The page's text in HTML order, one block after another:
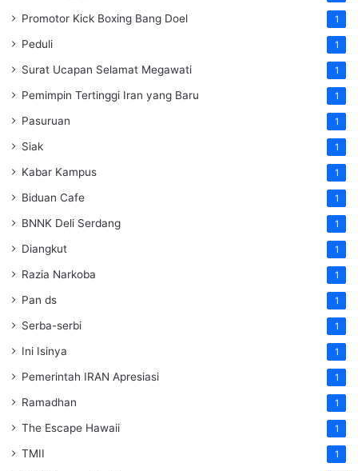
Promotor Kick Boxing Bang Doel 1
Peduli 1
Surat Ucapan Selamat Megawati 1
Pemimpin Tertinggi Iran yang Baru 1
Pasuruan 1
Siak 1
Kabar Kampus 1
Biduan Cafe 1
BNNK Deli Serdang 1
Diangkut 1
Razia Narkoba 1
Pan ds 1
Serba-serbi 1
Ini Isinya 1
Pemerintah IRAN Apresiasi 1
Ramadhan 1
The Escape Hawaii 1
TMII 1